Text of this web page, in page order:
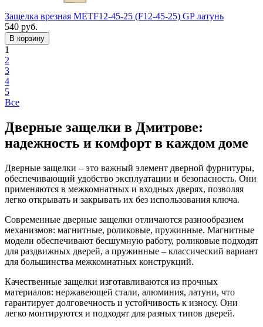
Защелка врезная METF12-45-25 (F12-45-25) GP латунь
540 руб.
1
2
3
4
5
Все
Дверные защелки в Дмитрове:
надежность и комфорт в каждом доме
Дверные защелки – это важный элемент дверной фурнитуры,
обеспечивающий удобство эксплуатации и безопасность. Они
применяются в межкомнатных и входных дверях, позволяя
легко открывать и закрывать их без использования ключа.
Современные дверные защелки отличаются разнообразием
механизмов: магнитные, роликовые, пружинные. Магнитные
модели обеспечивают бесшумную работу, роликовые подходят
для раздвижных дверей, а пружинные – классический вариант
для большинства межкомнатных конструкций.
Качественные защелки изготавливаются из прочных
материалов: нержавеющей стали, алюминия, латуни, что
гарантирует долговечность и устойчивость к износу. Они
легко монтируются и подходят для разных типов дверей.